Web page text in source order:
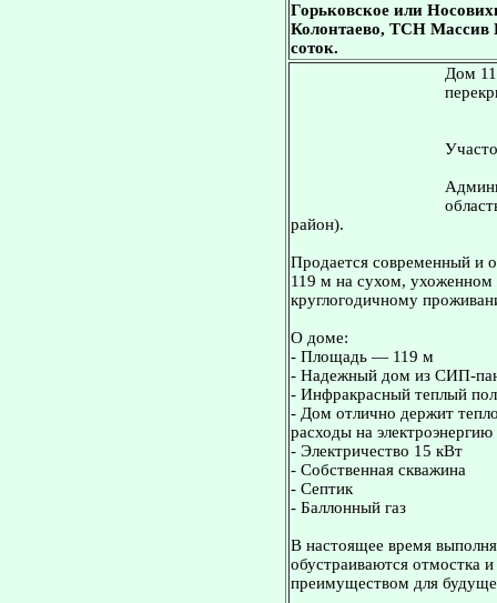
Горьковское или
Колонтаево, ТСН Массив
соток.
Дом
район).
Продается современный и
119 м на сухом, ухоженном
круглогодичному
О доме:
- Площадь — 119 м
- Надежный дом из СИП-
- Инфракрасный теплый
- Дом отлично держит
расходы на
- Электричество 15 кВт
- Собственная скважина
- Септик
- Баллонный газ
В настоящее время
обустраиваются отмостка
преимуществом для